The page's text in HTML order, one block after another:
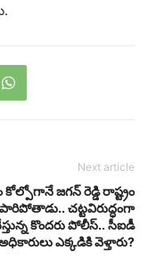
Next article
జగన్ రెడ్డి రాష్ట్రం
చట్టవిరుద్ధంగా
కొందరు పోలీస్.. సీఐడీ
ఎక్కడికి వెళ్తారు?